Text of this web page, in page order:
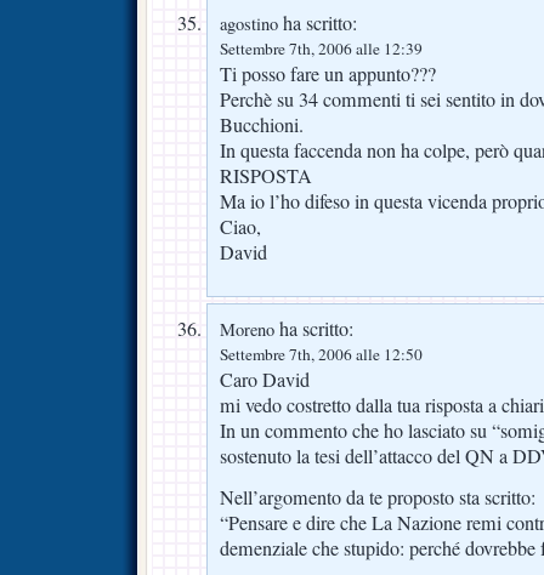
agostino ha scritto:
Settembre 7th, 2006 alle 12:39
Ti posso fare un appunto???
Perchè su 34 commenti ti sei sentito in
Bucchioni.
In questa faccenda non ha colpe, però
RISPOSTA
Ma io l’ho difeso in questa vicenda
Ciao,
David
Moreno ha scritto:
Settembre 7th, 2006 alle 12:50
Caro David
mi vedo costretto dalla tua risposta a
In un commento che ho lasciato su
sostenuto la tesi dell’attacco del QN a
Nell’argomento da te proposto sta scritto:
“Pensare e dire che La Nazione remi
demenziale che stupido: perché dovrebbe